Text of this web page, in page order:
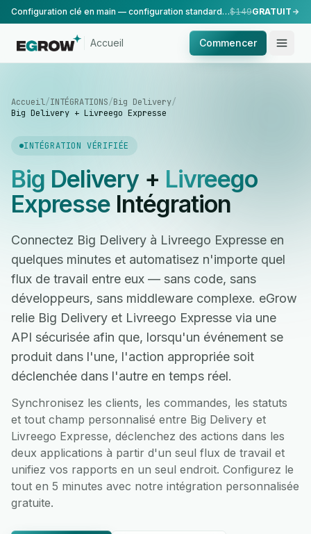
Configuration clé en main — configuration standard, réalisée par notre équipe.$149GRATUIT
Accueil Commencer
Accueil/INTÉGRATIONS/Big Delivery/
Big Delivery + Livreego Expresse
INTÉGRATION VÉRIFIÉE
Big Delivery+ Livreego
ExpresseIntégration
Connectez Big Delivery à Livreego Expresse en
quelques minutes et automatisez n'importe quel
flux de travail entre eux — sans code, sans
développeurs, sans middleware complexe. eGrow
relie Big Delivery et Livreego Expresse via une
API sécurisée afin que, lorsqu'un événement se
produit dans l'une, l'action appropriée soit
déclenchée dans l'autre en temps réel.
Synchronisez les clients, les commandes, les statuts
et tout champ personnalisé entre Big Delivery et
Livreego Expresse, déclenchez des actions dans les
deux applications à partir d'un seul flux de travail et
unifiez vos rapports en un seul endroit. Configurez le
tout en 5 minutes avec notre intégration personnalisée
gratuite.